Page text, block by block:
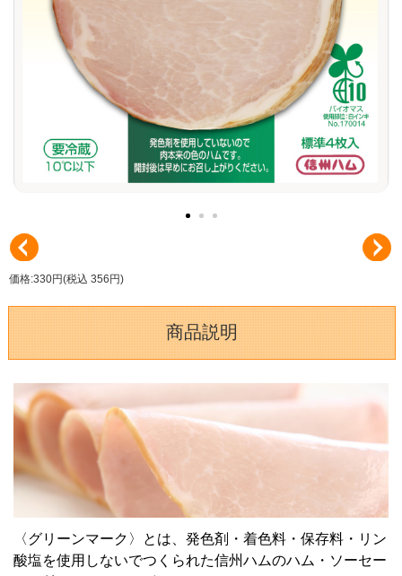
価格:330円(税込 356円)
商品説明
〈グリーンマーク〉とは、発色剤・着色料・保存料・リン
酸塩を使用しないでつくられた信州ハムのハム・ソーセー